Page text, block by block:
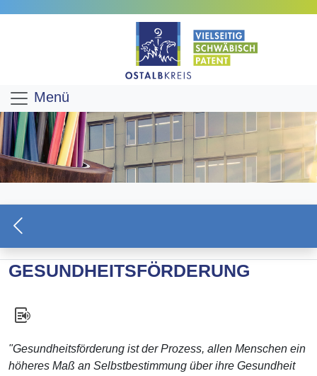
Menü
GESUNDHEITSFÖRDERUNG
"Gesundheitsförderung ist der Prozess, allen Menschen ein
höheres Maß an Selbstbestimmung über ihre Gesundheit